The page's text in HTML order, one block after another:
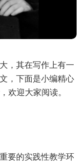
，其在写作上有一
，下面是小编精心
欢迎大家阅读。
要的实践性教学环